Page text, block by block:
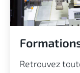
Retrouvez